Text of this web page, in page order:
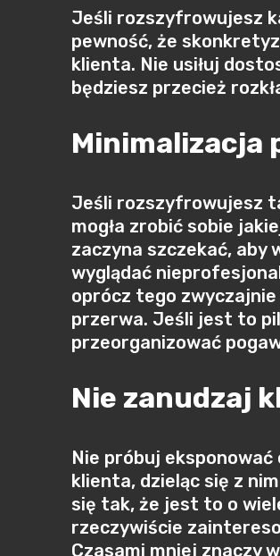
Jeśli rozszyfrowujesz
pewność, że
klienta. Nie usiłuj
będziesz przecież
Minimalizacja
Jeśli rozszyfrowujesz
mogła zrobić sobie
zaczyna szczekać, aby
wyglądać
oprócz tego
przerwa. Jeśli jest to
przeorganizować
Nie zanudzaj
Nie próbuj eksponować
klienta, dzieląc się z
się tak, że jest to o
rzeczywiście
Czasami mniej znaczy